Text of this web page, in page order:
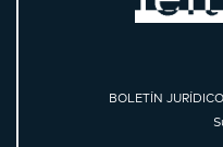
BOLETÍN